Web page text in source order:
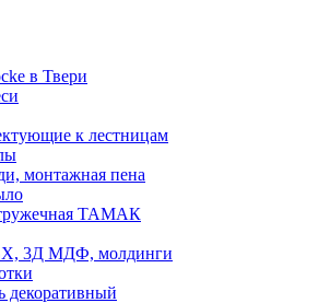
в Твери
к лестницам
монтажная пена
ТАМАК
3Д МДФ, молдинги
декоративный